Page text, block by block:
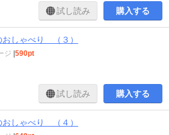
試し読み 購入する
おしゃべり （３）
ジ |590pt
試し読み 購入する
おしゃべり （４）